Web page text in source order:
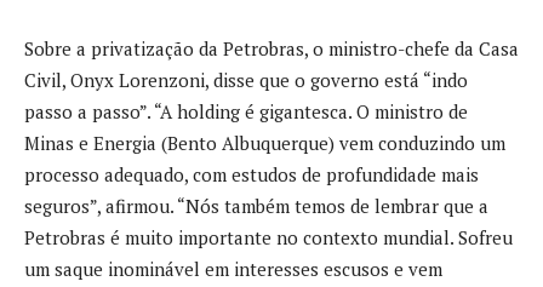
Sobre a privatização da Petrobras, o ministro-chefe da Casa
Civil, Onyx Lorenzoni, disse que o governo está “indo
passo a passo”. “A holding é gigantesca. O ministro de
Minas e Energia (Bento Albuquerque) vem conduzindo um
processo adequado, com estudos de profundidade mais
seguros”, afirmou. “Nós também temos de lembrar que a
Petrobras é muito importante no contexto mundial. Sofreu
um saque inominável em interesses escusos e vem